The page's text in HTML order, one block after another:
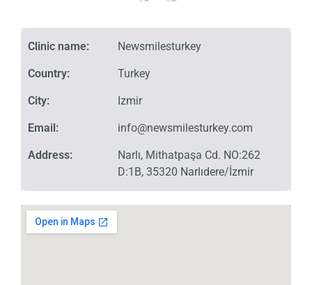
Clinic name:
Country:
City:
Email:
Address:
Newsmilesturkey
Turkey
Izmir
info@newsmilesturkey.com
Narlı, Mithatpaşa Cd. NO:262
D:1B, 35320 Narlıdere/İzmir